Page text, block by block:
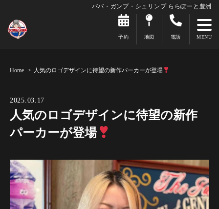
ババ・ガンプ・シュリンプ ららぽーと豊洲
予約 地図 電話
Home 人気のロゴデザインに待望の新作パーカーが登場
2025.03.17
人気のロゴデザインに待望の新作
パーカーが登場